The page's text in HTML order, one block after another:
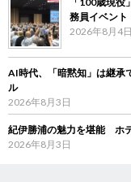
務員イベント
2026年8月4日
AI時代、「暗黙知」は継
ル
2026年8月3日
紀伊勝浦の魅力を堪能 ホ
2026年8月3日